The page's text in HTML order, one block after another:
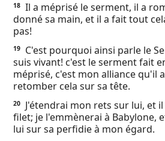
18 Il a méprisé le serment, il a
donné sa main, et il a fait tout
pas!
19
C'est pourquoi ainsi parle le
suis vivant! c'est le serment fait
méprisé, c'est mon alliance qu'il
retomber cela sur sa tête.
20
J'étendrai mon rets sur lui, et
filet; je l'emmènerai à Babylone,
lui sur sa perfidie à mon égard.